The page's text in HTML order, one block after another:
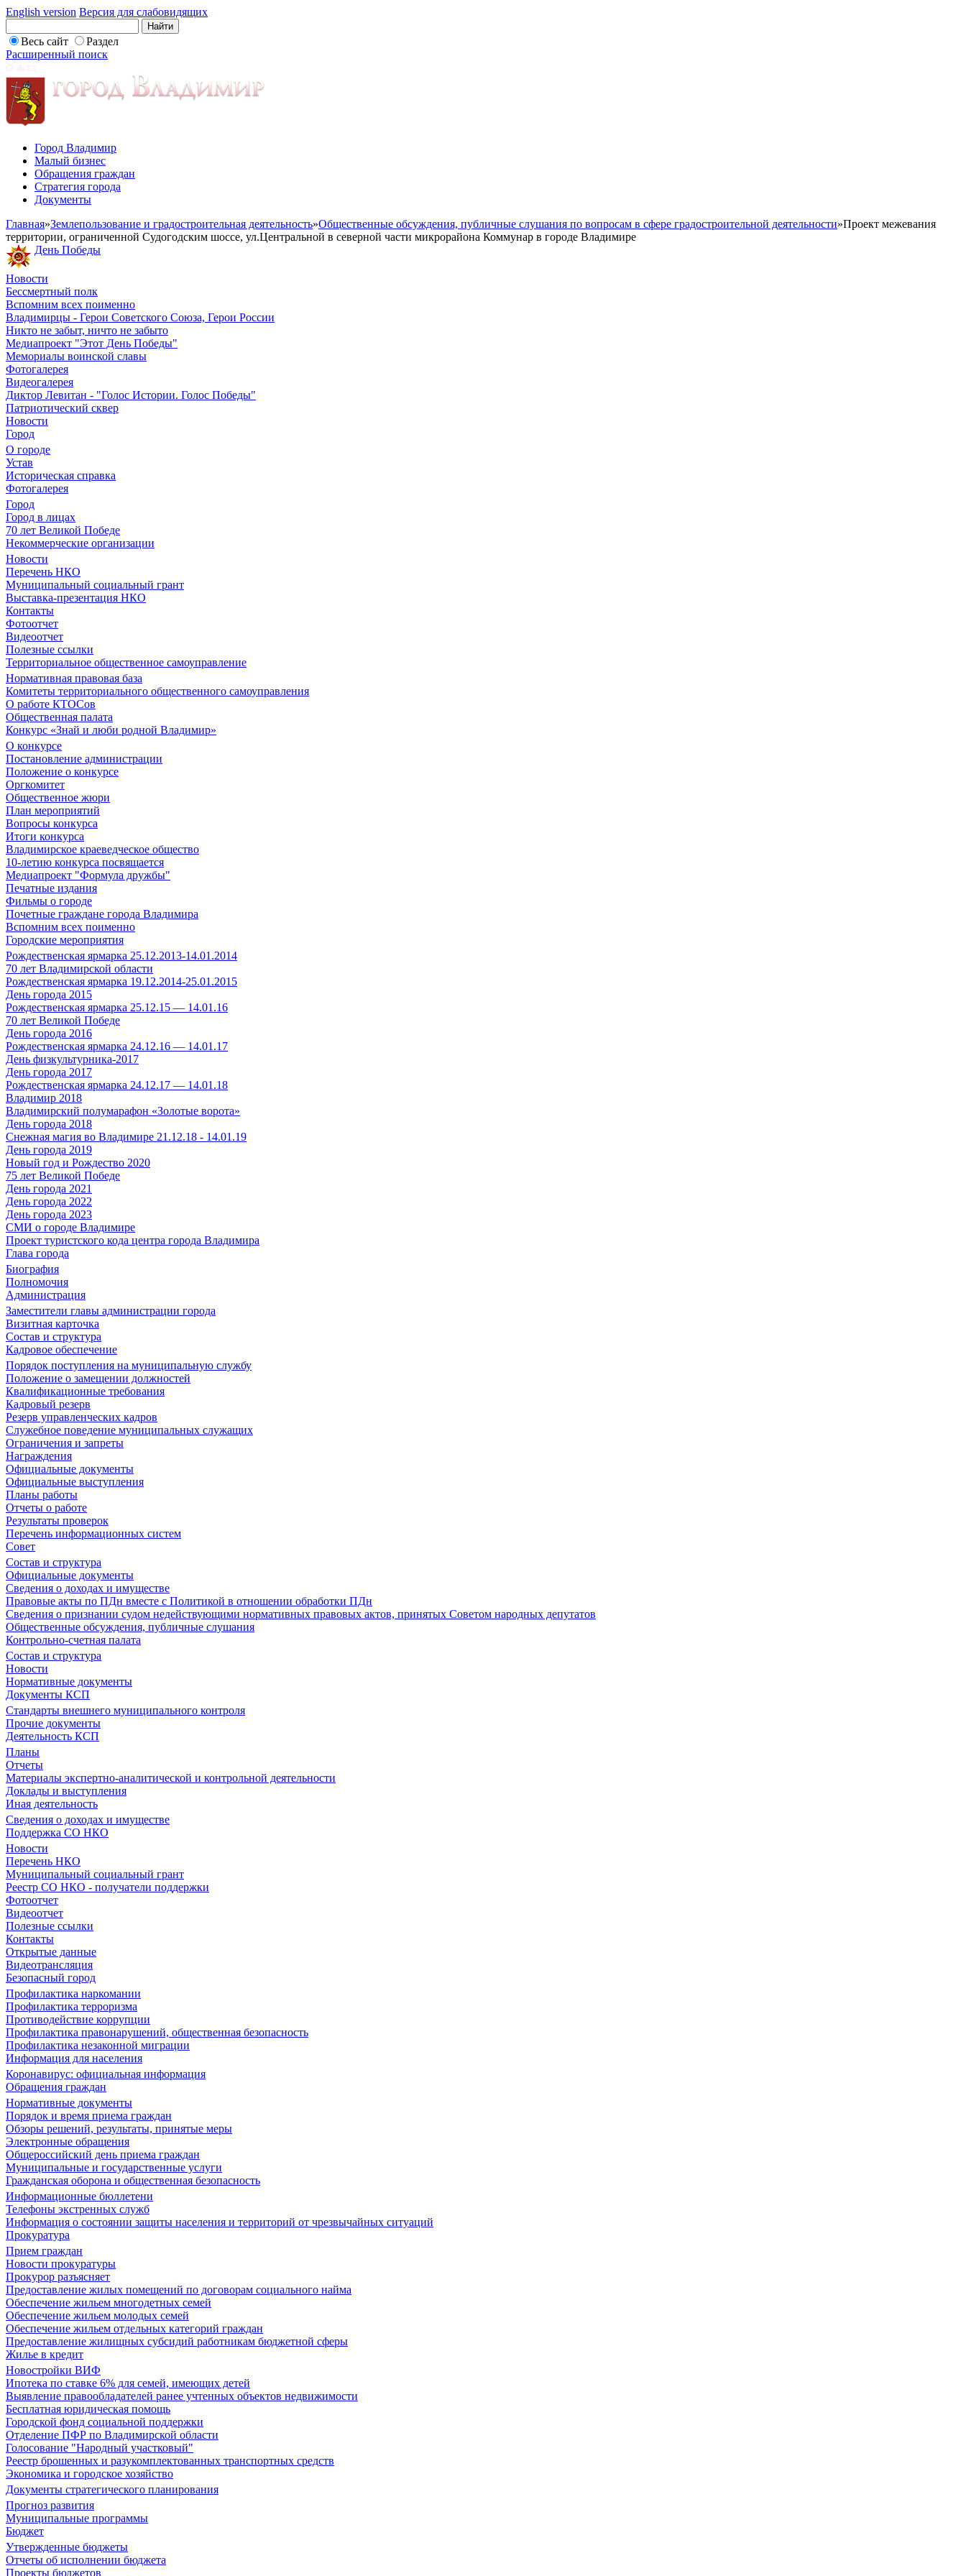
English version Версия для слабовидящих
Весь сайт
Раздел
Расширенный поиск
Город Владимир
Малый бизнес
Обращения граждан
Стратегия города
Документы
Главная»Землепользование и градостроительная деятельность»Общественные обсуждения, публичные слушания по вопросам в сфере градостроительной деятельности»Проект межевания
территории, ограниченной Судогодским шоссе, ул.Центральной в северной части микрорайона Коммунар в городе Владимире
День Победы
Новости
Бессмертный полк
Вспомним всех поименно
Владимирцы - Герои Советского Союза, Герои России
Никто не забыт, ничто не забыто
Медиапроект "Этот День Победы"
Мемориалы воинской славы
Фотогалерея
Видеогалерея
Диктор Левитан - "Голос Истории. Голос Победы"
Патриотический сквер
Новости
Город
О городе
Устав
Историческая справка
Фотогалерея
Город
Город в лицах
70 лет Великой Победе
Некоммерческие организации
Новости
Перечень НКО
Муниципальный социальный грант
Выставка-презентация НКО
Контакты
Фотоотчет
Видеоотчет
Полезные ссылки
Территориальное общественное самоуправление
Нормативная правовая база
Комитеты территориального общественного самоуправления
О работе КТОСов
Общественная палата
Конкурс «Знай и люби родной Владимир»
О конкурсе
Постановление администрации
Положение о конкурсе
Оргкомитет
Общественное жюри
План мероприятий
Вопросы конкурса
Итоги конкурса
Владимирское краеведческое общество
10-летию конкурса посвящается
Медиапроект "Формула дружбы"
Печатные издания
Фильмы о городе
Почетные граждане города Владимира
Вспомним всех поименно
Городские мероприятия
Рождественская ярмарка 25.12.2013-14.01.2014
70 лет Владимирской области
Рождественская ярмарка 19.12.2014-25.01.2015
День города 2015
Рождественская ярмарка 25.12.15 — 14.01.16
70 лет Великой Победе
День города 2016
Рождественская ярмарка 24.12.16 — 14.01.17
День физкультурника-2017
День города 2017
Рождественская ярмарка 24.12.17 — 14.01.18
Владимир 2018
Владимирский полумарафон «Золотые ворота»
День города 2018
Снежная магия во Владимире 21.12.18 - 14.01.19
День города 2019
Новый год и Рождество 2020
75 лет Великой Победе
День города 2021
День города 2022
День города 2023
СМИ о городе Владимире
Проект туристского кода центра города Владимира
Глава города
Биография
Полномочия
Администрация
Заместители главы администрации города
Визитная карточка
Состав и структура
Кадровое обеспечение
Порядок поступления на муниципальную службу
Положение о замещении должностей
Квалификационные требования
Кадровый резерв
Резерв управленческих кадров
Служебное поведение муниципальных служащих
Ограничения и запреты
Награждения
Официальные документы
Официальные выступления
Планы работы
Отчеты о работе
Результаты проверок
Перечень информационных систем
Совет
Состав и структура
Официальные документы
Сведения о доходах и имуществе
Правовые акты по ПДн вместе с Политикой в отношении обработки ПДн
Сведения о признании судом недействующими нормативных правовых актов, принятых Советом народных депутатов
Общественные обсуждения, публичные слушания
Контрольно-счетная палата
Состав и структура
Новости
Нормативные документы
Документы КСП
Стандарты внешнего муниципального контроля
Прочие документы
Деятельность КСП
Планы
Отчеты
Материалы экспертно-аналитической и контрольной деятельности
Доклады и выступления
Иная деятельность
Сведения о доходах и имуществе
Поддержка СО НКО
Новости
Перечень НКО
Муниципальный социальный грант
Реестр СО НКО - получатели поддержки
Фотоотчет
Видеоотчет
Полезные ссылки
Контакты
Открытые данные
Видеотрансляция
Безопасный город
Профилактика наркомании
Профилактика терроризма
Противодействие коррупции
Профилактика правонарушений, общественная безопасность
Профилактика незаконной миграции
Информация для населения
Коронавирус: официальная информация
Обращения граждан
Нормативные документы
Порядок и время приема граждан
Обзоры решений, результаты, принятые меры
Электронные обращения
Общероссийский день приема граждан
Муниципальные и государственные услуги
Гражданская оборона и общественная безопасность
Информационные бюллетени
Телефоны экстренных служб
Информация о состоянии защиты населения и территорий от чрезвычайных ситуаций
Прокуратура
Прием граждан
Новости прокуратуры
Прокурор разъясняет
Предоставление жилых помещений по договорам социального найма
Обеспечение жильем многодетных семей
Обеспечение жильем молодых семей
Обеспечение жильем отдельных категорий граждан
Предоставление жилищных субсидий работникам бюджетной сферы
Жилье в кредит
Новостройки ВИФ
Ипотека по ставке 6% для семей, имеющих детей
Выявление правообладателей ранее учтенных объектов недвижимости
Бесплатная юридическая помощь
Городской фонд социальной поддержки
Отделение ПФР по Владимирской области
Голосование "Народный участковый"
Реестр брошенных и разукомплектованных транспортных средств
Экономика и городское хозяйство
Документы стратегического планирования
Прогноз развития
Муниципальные программы
Бюджет
Утвержденные бюджеты
Отчеты об исполнении бюджета
Проекты бюджетов